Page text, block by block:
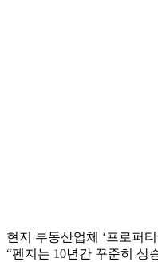
현지 부동산업체 ‘프로퍼
“펜지는 10년간 꾸준히 상